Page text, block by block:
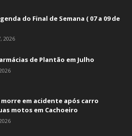
do Final de Semana ( 07 a 09 de
2026
de Plantão em Julho
em acidente após carro
motos em Cachoeiro